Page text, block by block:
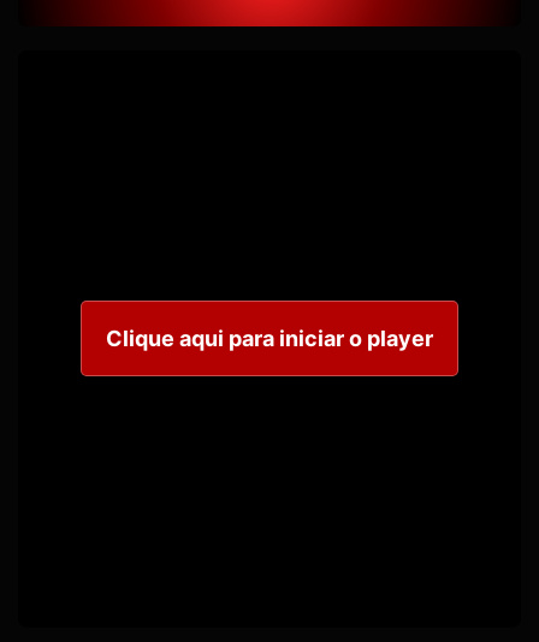
Clique aqui para iniciar o player